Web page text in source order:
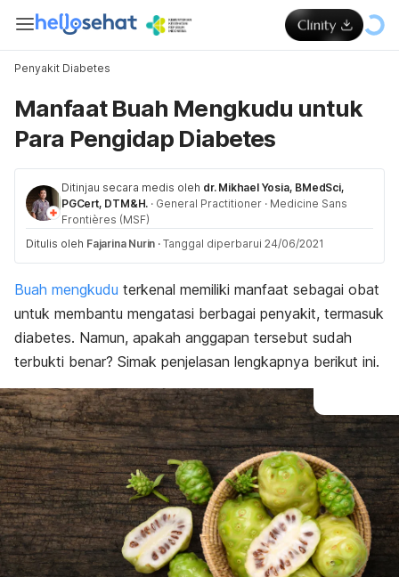
Penyakit Diabetes
Manfaat Buah Mengkudu untuk
Para Pengidap Diabetes
Ditinjau secara medis oleh dr. Mikhael Yosia, BMedSci,
PGCert, DTM&H. · General Practitioner · Medicine Sans
Frontières (MSF)
Ditulis oleh Fajarina Nurin · Tanggal diperbarui 24/06/2021
Buah mengkudu terkenal memiliki manfaat sebagai obat
untuk membantu mengatasi berbagai penyakit, termasuk
diabetes. Namun, apakah anggapan tersebut sudah
terbukti benar? Simak penjelasan lengkapnya berikut ini.